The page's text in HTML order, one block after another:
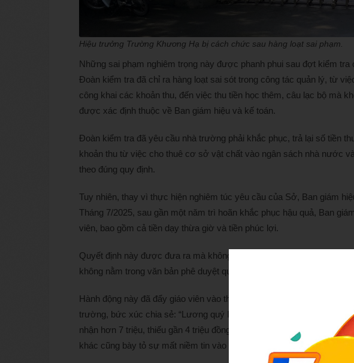
Hiệu trưởng Trường Khương Hạ bị cách chức sau hàng loạt sai phạm.
Những sai phạm nghiêm trọng này được phanh phui sau đợt kiểm
Đoàn kiểm tra đã chỉ ra hàng loạt sai sót trong công tác quản lý, từ
công khai các khoản thu, đến việc thu tiền học thêm, câu lạc bộ mà
được xác định thuộc về Ban giám hiệu và kế toán.
Đoàn kiểm tra đã yêu cầu nhà trường phải khắc phục, trả lại số tiền
khoản thu từ việc cho thuê cơ sở vật chất vào ngân sách nhà nước
theo đúng quy định.
Tuy nhiên, thay vì thực hiện nghiêm túc yêu cầu của Sở, Ban giám
Tháng 7/2025, sau gần một năm trì hoãn khắc phục hậu quả, Ban
viên, bao gồm cả tiền dạy thừa giờ và tiền phúc lợi.
Quyết định này được đưa ra mà không hề có nghị quyết của hội đồng
không nằm trong văn bản phê duyệt quỹ lương của Sở.
Hành động này đã đẩy giáo viên vào thế bị động, chịu thiệt thòi về tài
trường, bức xúc chia sẻ: “Lương quý III/2025 của tôi được Sở phê
nhận hơn 7 triệu, thiếu gần 4 triệu đồng. Lỗi sai không phải do chúng
khác cũng bày tỏ sự mất niềm tin vào môi trường sư phạm khi thu